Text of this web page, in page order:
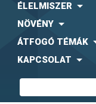
ÉLELMISZER
NÖVÉNY
ÁTFOGÓ TÉMÁK
KAPCSOLAT